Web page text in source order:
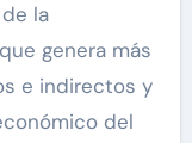
la
genera más
e indirectos y
del